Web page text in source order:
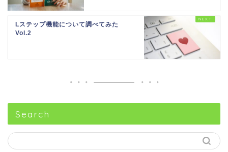
Lステップ機能について調べてみた
Vol.2
Search